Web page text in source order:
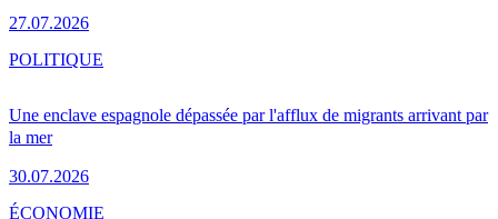
27.07.2026
Une enclave espagnole dépassée par l'afflux de migrants arrivant par
la mer
30.07.2026
POLITIQUE
ÉCONOMIE